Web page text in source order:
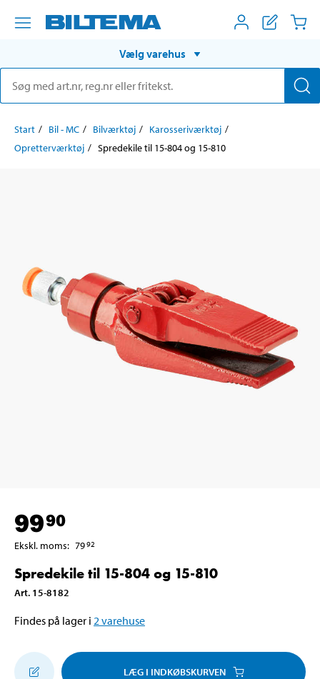
Vælg varehus
Start Bil - MC Bilværktøj
Karosseriværktøj
Opretterværktøj
Spredekile til 15-804 og 15-810
9990
Ekskl. moms: 7992
Spredekile til 15-804 og 15-810
Art. 15-8182
Findes på lager i 2 varehuse
LÆG I INDKØBSKURVEN